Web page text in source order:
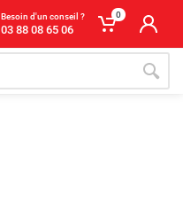
Besoin d'un conseil ?
03 88 08 65 06
0